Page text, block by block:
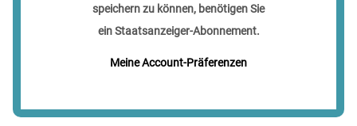
speichern zu können, benötigen Sie
ein Staatsanzeiger-Abonnement.
Meine Account-Präferenzen